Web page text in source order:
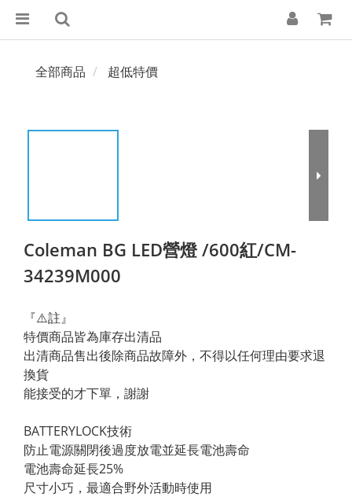
全部商品 超低特價
Coleman BG LED營燈 /600紅/CM-
34239M000
『⚠️註』
特價商品皆為庫存出清品
出清商品售出後除商品故障外，不得以任何理由要求退
換貨
能接受的才下單，謝謝
BATTERYLOCK技術
防止電源關閉後過度放電並延長電池壽命
電池壽命延長25%
尺寸小巧，最適合野外活動時使用